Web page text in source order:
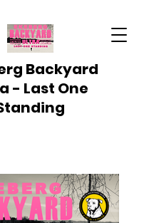
Backyard
- Last One